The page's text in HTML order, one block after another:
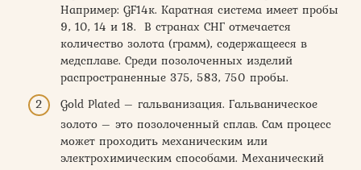
Например: GF14к. Каратная система имеет пробы
9, 10, 14 и 18. В странах СНГ отмечается
количество золота (грамм), содержащееся в
медсплаве. Среди позолоченных изделий
распространенные 375, 583, 750 пробы.
Gold Plated – гальванизация. Гальваническое
золото – это позолоченный сплав. Сам процесс
может проходить механическим или
электрохимическим способами. Механический